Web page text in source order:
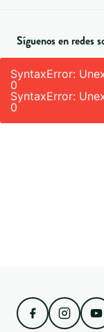
Síguenos en redes
SyntaxError:
0
SyntaxError:
0